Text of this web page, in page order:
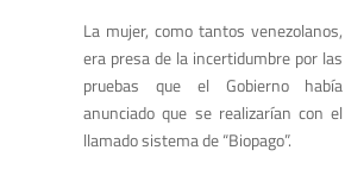
La mujer, como tantos venezolanos,
era presa de la incertidumbre por las
pruebas que el Gobierno había
anunciado que se realizaríancon el
llamado sistema de “Biopago”.